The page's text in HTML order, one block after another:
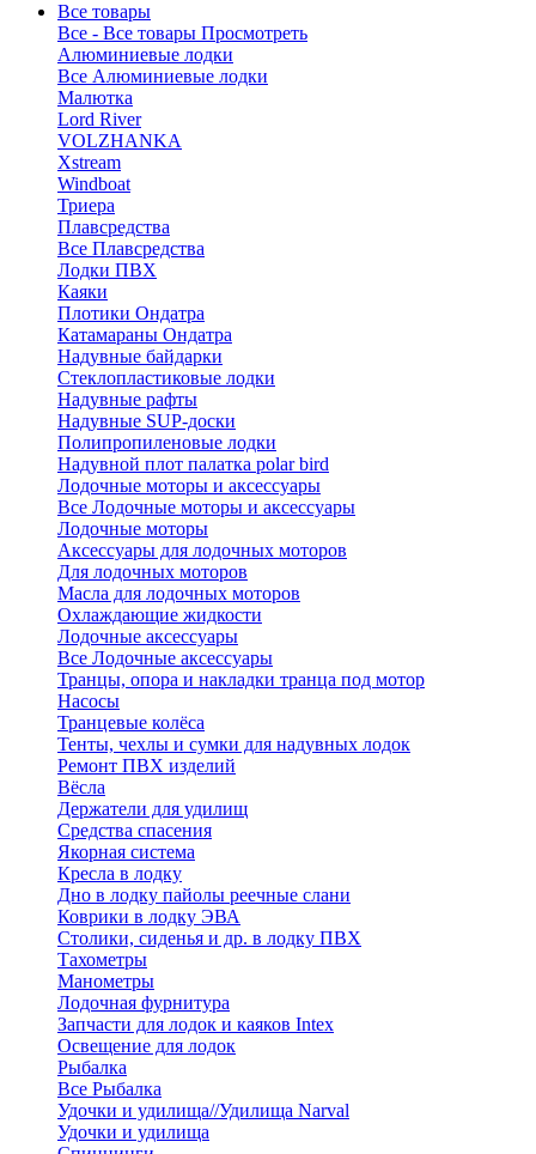
Все товары
Все - Все товары Просмотреть
Алюминиевые лодки
Все Алюминиевые лодки
Малютка
Lord River
VOLZHANKA
Xstream
Windboat
Триера
Плавсредства
Все Плавсредства
Лодки ПВХ
Каяки
Плотики Ондатра
Катамараны Ондатра
Надувные байдарки
Стеклопластиковые лодки
Надувные рафты
Надувные SUP-доски
Полипропиленовые лодки
Надувной плот палатка polar bird
Лодочные моторы и аксессуары
Все Лодочные моторы и аксессуары
Лодочные моторы
Аксессуары для лодочных моторов
Для лодочных моторов
Масла для лодочных моторов
Охлаждающие жидкости
Лодочные аксессуары
Все Лодочные аксессуары
Транцы, опора и накладки транца под мотор
Насосы
Транцевые колёса
Тенты, чехлы и сумки для надувных лодок
Ремонт ПВХ изделий
Вёсла
Держатели для удилищ
Средства спасения
Якорная система
Кресла в лодку
Дно в лодку пайолы реечные слани
Коврики в лодку ЭВА
Столики, сиденья и др. в лодку ПВХ
Тахометры
Манометры
Лодочная фурнитура
Запчасти для лодок и каяков Intex
Освещение для лодок
Рыбалка
Все Рыбалка
Удочки и удилища//Удилища Narval
Удочки и удилища